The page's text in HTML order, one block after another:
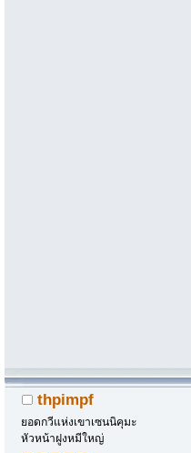
thpimpf
ยอดกวีแห่งเขาเซนนิคุมะ
หัวหน้าฝูงหมีใหญ่